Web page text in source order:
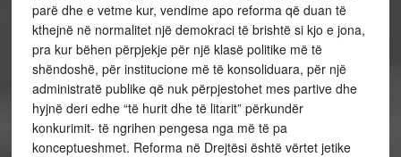
parë dhe e vetme kur, vendime apo reforma që duan të
kthejnë në normalitet një demokraci të brishtë si kjo e jona,
pra kur bëhen përpjekje për një klasë politike më të
shëndoshë, për institucione më të konsoliduara, për një
administratë publike që nuk përpjestohet mes partive dhe
hyjnë deri edhe “të hurit dhe të litarit” përkundër
konkurimit- të ngrihen pengesa nga më të pa
konceptueshmet. Reforma në Drejtësi është vërtet jetike